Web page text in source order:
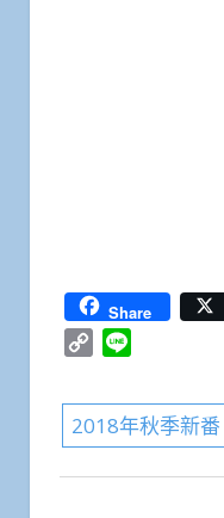
Share
Copy
2018年秋季新番